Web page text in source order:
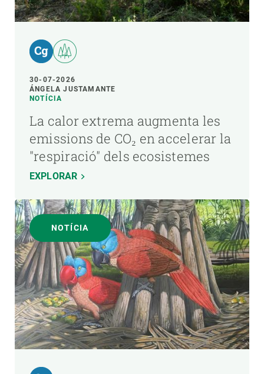
30-07-2026
ÁNGELA JUSTAMANTE
NOTÍCIA
La calor extrema augmenta les
emissions de CO₂ en accelerar la
"respiració" dels ecosistemes
EXPLORAR
NOTÍCIA